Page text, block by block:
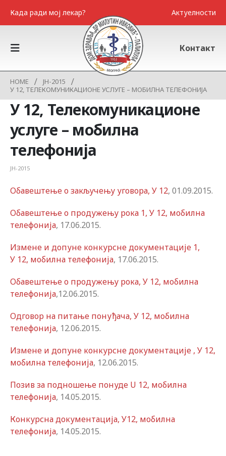
Када ради мој лекар? Актуелности
Контакт
HOME
ЈН-2015
У 12, ТЕЛЕКОМУНИКАЦИОНЕ УСЛУГЕ – МОБИЛНА ТЕЛЕФОНИЈА
У 12, Телекомуникационе
услуге – мобилна
телефонија
ЈН-2015
Обавештење о закључењу уговора, У 12, 01.09.2015.
Обавештење о продужењу рока 1, У 12, мобилна
телефонија, 17.06.2015.
Измене и допуне конкурсне документације 1,
У 12, мобилна телефонија, 17.06.2015.
Обавештење о продужењу рока, У 12, мобилна
телефонија,12.06.2015.
Одговор на питање понуђача, У 12, мобилна
телефонија, 12.06.2015.
Измене и допуне конкурсне документације , У 12,
мобилна телефонија, 12.06.2015.
Позив за подношење понуде U 12, мобилна
телефонија, 14.05.2015.
Конкурсна документација, У12, мобилна
телефонија, 14.05.2015.